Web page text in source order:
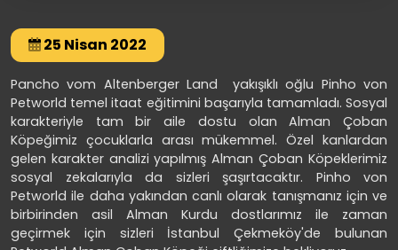
25 Nisan 2022
Pancho vom Altenberger Land yakışıklı oğlu Pinho von
Petworld temel itaat eğitimini başarıyla tamamladı. Sosyal
karakteriyle tam bir aile dostu olan Alman Çoban
Köpeğimiz çocuklarla arası mükemmel. Özel kanlardan
gelen karakter analizi yapılmış Alman Çoban Köpeklerimiz
sosyal zekalarıyla da sizleri şaşırtacaktır. Pinho von
Petworld ile daha yakından canlı olarak tanışmanız için ve
birbirinden asil Alman Kurdu dostlarımız ile zaman
geçirmek için sizleri İstanbul Çekmeköy'de bulunan